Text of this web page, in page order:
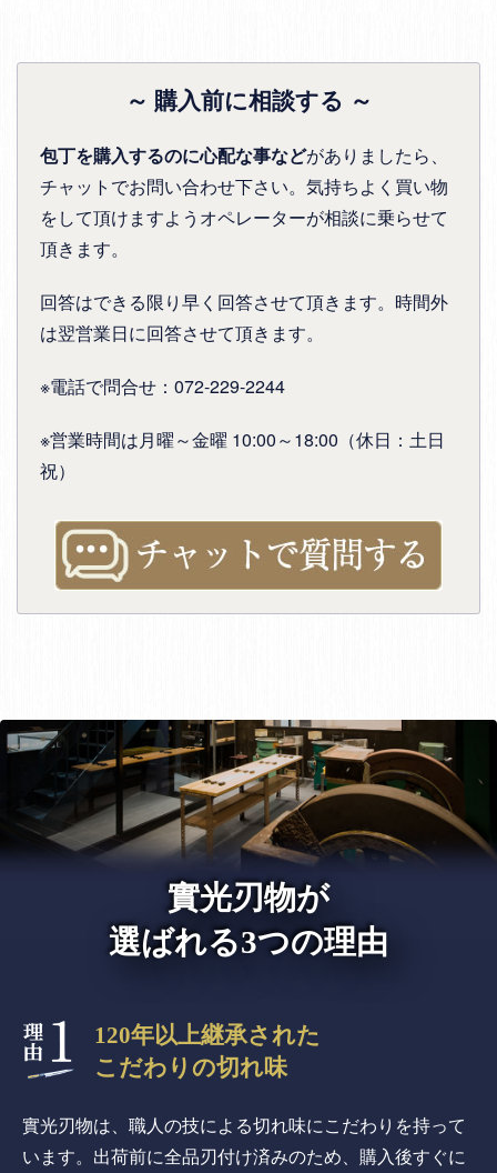
～ 購入前に相談する ～
包丁を購入するのに心配な事などがありましたら、
チャットでお問い合わせ下さい。気持ちよく買い物
をして頂けますようオペレーターが相談に乗らせて
頂きます。
回答はできる限り早く回答させて頂きます。時間外
は翌営業日に回答させて頂きます。
※電話で問合せ：072-229-2244
※営業時間は月曜～金曜 10:00～18:00（休日：土日
祝）
實光刃物が
選ばれる3つの理由
120年以上継承された
こだわりの切れ味
實光刃物は、職人の技による切れ味にこだわりを持って
います。出荷前に全品刃付け済みのため、購入後すぐに